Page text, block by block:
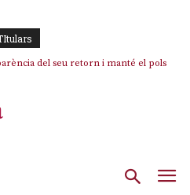
del seu retorn i manté el pols
un “efecte crida” massiu per la seva